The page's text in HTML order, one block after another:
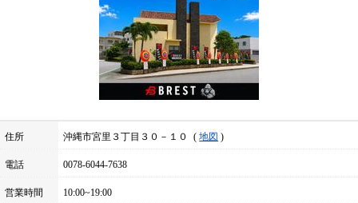
住所 沖縄市宮里３丁目３０－１０ 地図
電話 0078-6044-7638
営業時間 10:00~19:00